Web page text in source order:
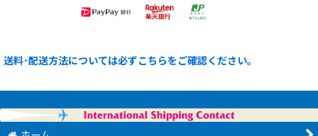
送料･配送方法については必ずこちらをご確認ください。